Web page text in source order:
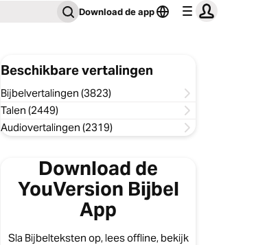
Download de app
Beschikbare vertalingen
Bijbelvertalingen (3823)
Talen (2449)
Audiovertalingen (2319)
Download de
YouVersion Bijbel
App
Sla Bijbelteksten op, lees offline, bekijk